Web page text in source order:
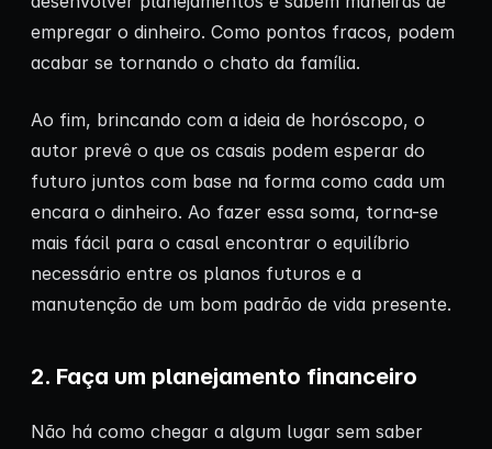
empregar o dinheiro. Como pontos fracos, podem
acabar se tornando o chato da família.
Ao fim, brincando com a ideia de horóscopo, o
autor prevê o que os casais podem esperar do
futuro juntos com base na forma como cada um
encara o dinheiro. Ao fazer essa soma, torna-se
mais fácil para o casal encontrar o equilíbrio
necessário entre os planos futuros e a
manutenção de um bom padrão de vida presente.
2. Faça um planejamento financeiro
Não há como chegar a algum lugar sem saber